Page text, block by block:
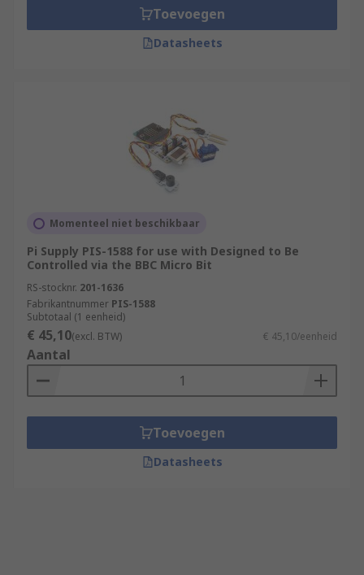
Toevoegen
Datasheets
Momenteel niet beschikbaar
Pi Supply PIS-1588 for use with Designed to Be
Controlled via the BBC Micro Bit
RS-stocknr. 201-1636
Fabrikantnummer PIS-1588
Subtotaal (1 eenheid)
€ 45,10(excl. BTW) € 45,10/eenheid
Aantal
Toevoegen
Datasheets